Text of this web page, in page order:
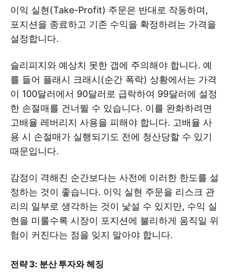
이익 실현(Take-Profit) 주문은 반대로 작동하며,
포지션을 종료하고 기존 수익을 확정하려는 가격을
설정합니다.
슬리피지와 예상치 못한 갭에 주의해야 합니다. 예
를 들어 플래시 크래시(순간 폭락) 상황에서는 가격
이 100달러에서 90달러로 급락하여 99달러에 설정
한 손절매를 건너뛸 수 있습니다. 이를 완화하려면
고배율 레버리지 사용을 피해야 합니다. 고배율 사
용 시 손절매가 실행되기도 전에 청산당할 수 있기
때문입니다.
감정이 격해진 순간보다는 사전에 이러한 한도를 설
정하는 것이 좋습니다. 이익 실현 주문을 리스크 관
리의 일부로 생각하는 것이 낯설 수 있지만, 수익 실
현을 미룰수록 시장이 포지션에 불리하게 움직일 위
험이 커진다는 점을 잊지 말아야 합니다.
전략 3: 분산 투자와 헤징